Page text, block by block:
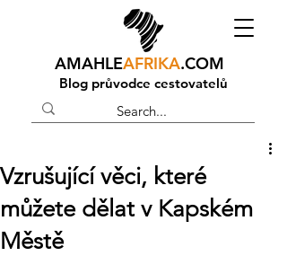
AMAHLEAFRIKA.COM
Blog průvodce cestovatelů
Vzrušující věci, které
můžete dělat v Kapském
Městě